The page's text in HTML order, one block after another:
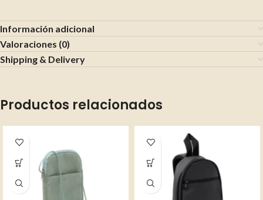
Información adicional
Valoraciones (0)
Shipping & Delivery
Productos relacionados